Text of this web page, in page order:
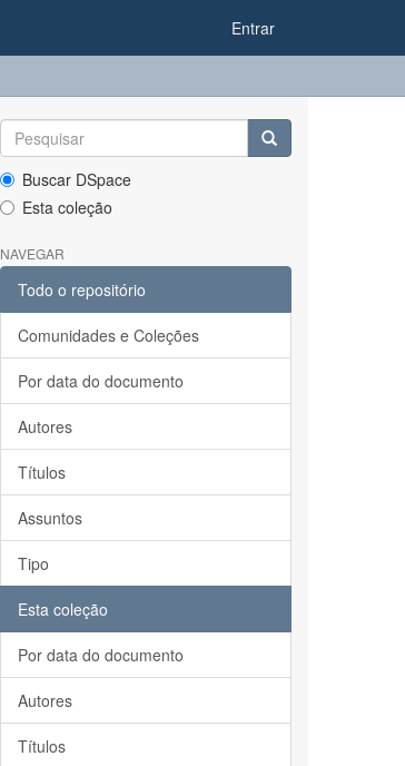
Entrar
Buscar DSpace
Esta coleção
NAVEGAR
Todo o repositório
Comunidades e Coleções
Por data do documento
Autores
Títulos
Assuntos
Tipo
Esta coleção
Por data do documento
Autores
Títulos